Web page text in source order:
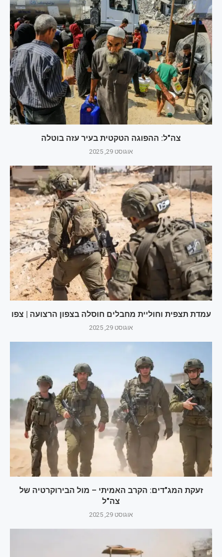
צה"ל: ההפוגה הטקטית בעיר עזה בוטלה
אוגוסט 29, 2025
עמדת תצפית וחוליית מחבלים חוסלה בצפון הרצועה | צפו
אוגוסט 29, 2025
זעקת המג"דים: הקרב האמיתי – מול הבירוקרטיה של
צה"ל
אוגוסט 29, 2025